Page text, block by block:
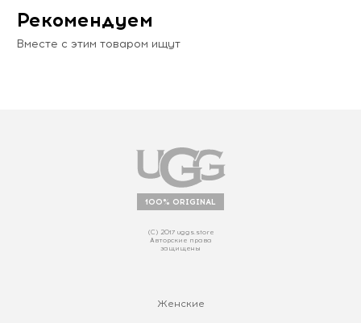
Рекомендуем
Вместе с этим товаром ищут
100% ORIGINAL
(С) 2017 uggs.store
Авторские права
защищены
Женские